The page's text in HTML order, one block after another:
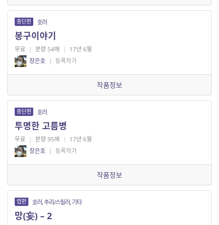
중단편 호러
봉구이야기
무료 | 분량 54매 | 17년 6월
장은호 | 등록작가
작품정보
중단편 호러
투명한 고름병
무료 | 분량 95매 | 17년 6월
장은호 | 등록작가
작품정보
엽편 호러, 추리/스릴러, 기타
망(妄) – 2